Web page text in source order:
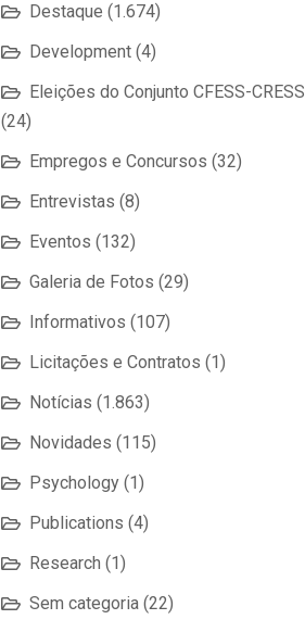
Destaque (1.674)
Development (4)
Eleições do Conjunto CFESS-CRESS
(24)
Empregos e Concursos (32)
Entrevistas (8)
Eventos (132)
Galeria de Fotos (29)
Informativos (107)
Licitações e Contratos (1)
Notícias (1.863)
Novidades (115)
Psychology (1)
Publications (4)
Research (1)
Sem categoria (22)